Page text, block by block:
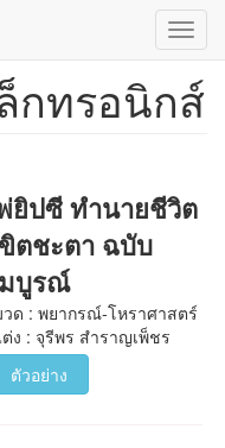
กทรอนิกส์
ยิปซี ทำนายชีวิต
ตชะตา ฉบับ
บูรณ์
ด : พยากรณ์-โหราศาสตร์
ง : จุรีพร สำราญเพ็ชร
ตัวอย่าง